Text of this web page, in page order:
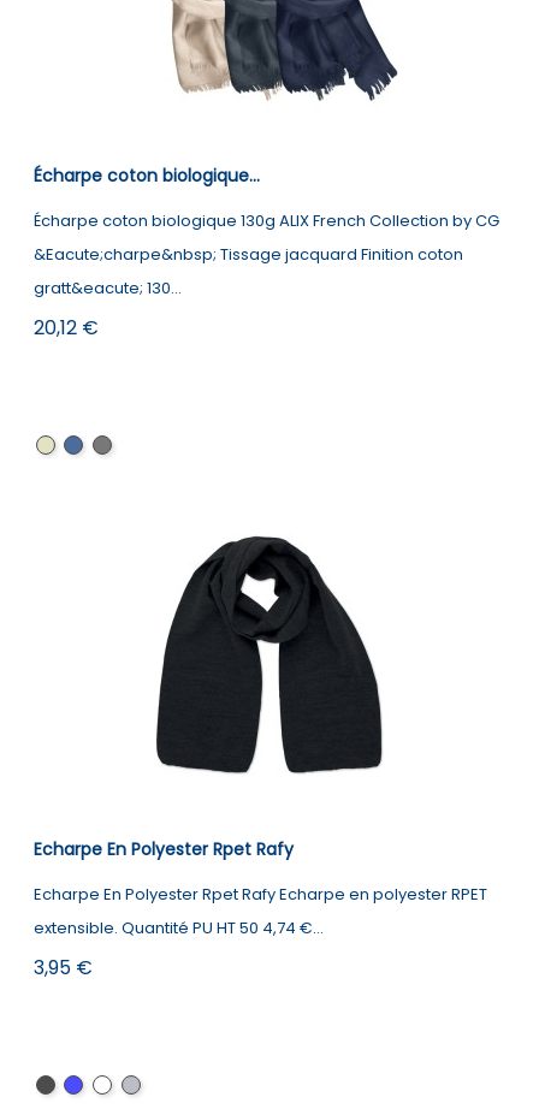
Écharpe coton biologique...
Écharpe coton biologique 130g ALIX French Collection by CG
&Eacute;charpe&nbsp; Tissage jacquard Finition coton
gratt&eacute; 130...
Prix
20,12 €
beigebleu
gris
Echarpe En Polyester Rpet Rafy
Echarpe En Polyester Rpet Rafy Echarpe en polyester RPET
extensible. Quantité PU HT 50 4,74 €...
Prix
3,95 €
NoirBleublanc/noir
Blanc/Gris